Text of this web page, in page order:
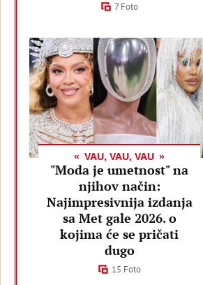
7 Foto
VAU, VAU, VAU
"Moda je umetnost" na
njihov način:
Najimpresivnija izdanja
sa Met gale 2026. o
kojima će se pričati
dugo
15 Foto